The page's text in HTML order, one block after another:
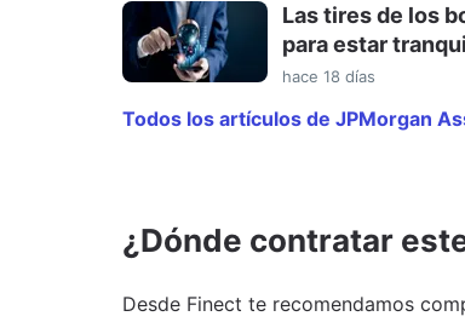
Las tires de los
para estar
hace 18 días
Todos los artículos de JPMorgan
¿Dónde contratar
Desde Finect te recomendamos